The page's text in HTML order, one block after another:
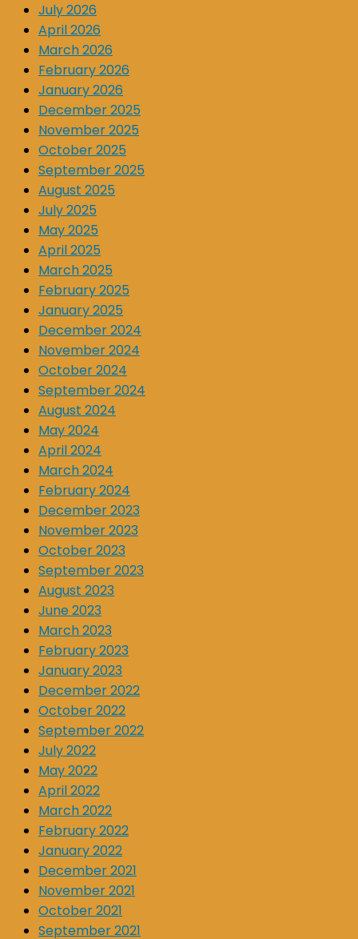
July 2026
April 2026
March 2026
February 2026
January 2026
December 2025
November 2025
October 2025
September 2025
August 2025
July 2025
May 2025
April 2025
March 2025
February 2025
January 2025
December 2024
November 2024
October 2024
September 2024
August 2024
May 2024
April 2024
March 2024
February 2024
December 2023
November 2023
October 2023
September 2023
August 2023
June 2023
March 2023
February 2023
January 2023
December 2022
October 2022
September 2022
July 2022
May 2022
April 2022
March 2022
February 2022
January 2022
December 2021
November 2021
October 2021
September 2021